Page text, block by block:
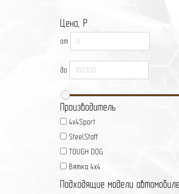
Цена, Р
от
до
Производитель
4x4Sport
SteelStaff
TOUGH DOG
Вятка 4x4
Подходящие модели